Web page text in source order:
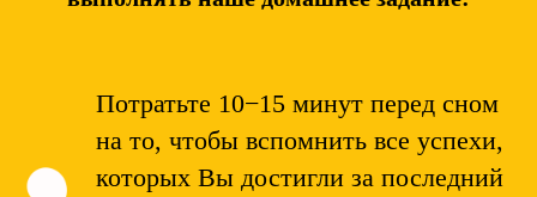
Потратьте 10−15 минут перед сном
на то, чтобы вспомнить все успехи,
которых Вы достигли за последний